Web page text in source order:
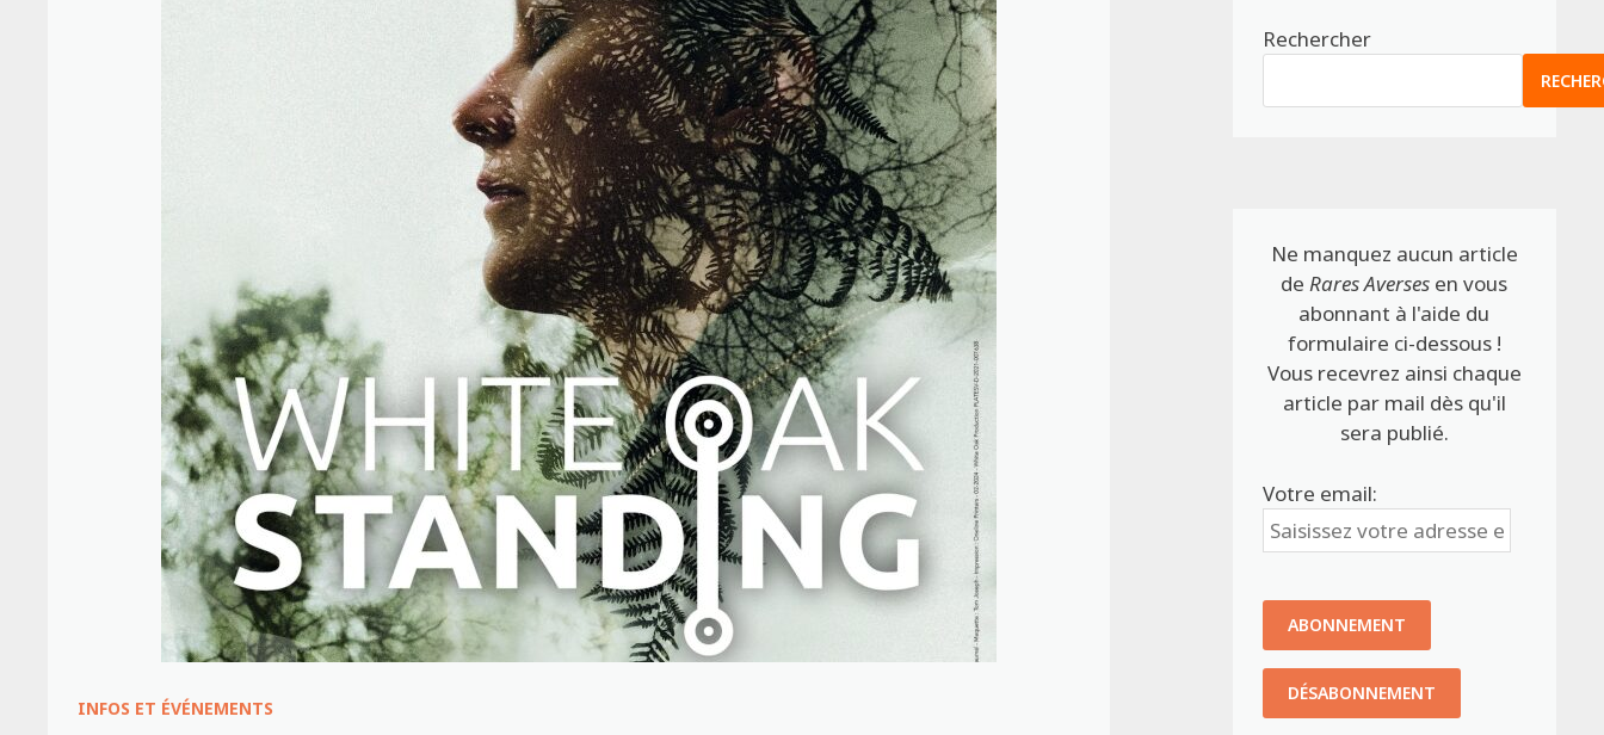
INFOS ET ÉVÉNEMENTS
Rechercher
Ne manquez aucun article
deRares Averses en vous
abonnant à l'aide du
formulaire ci-dessous !
Vous recevrez ainsi chaque
article par mail dès qu'il
sera publié.
Votre email: